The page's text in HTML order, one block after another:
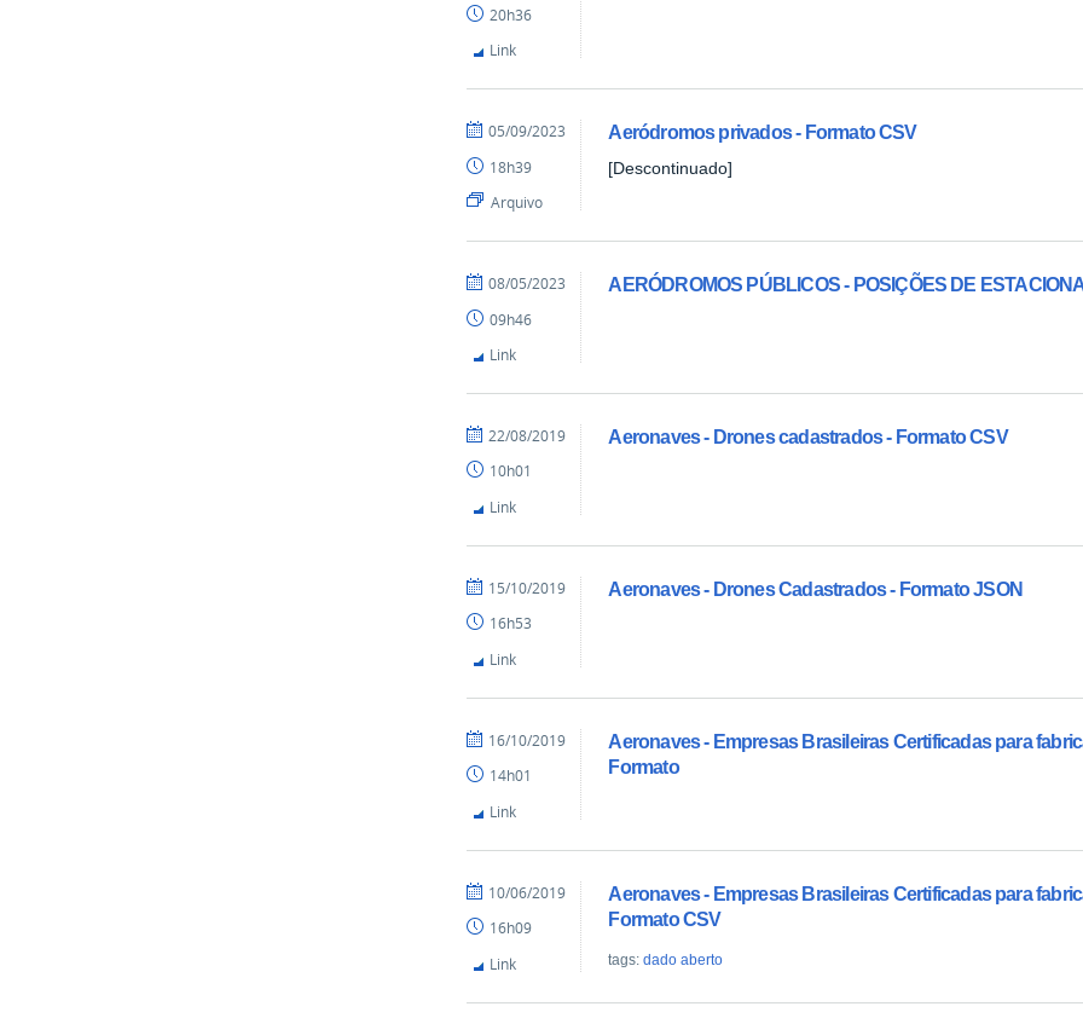
20h36
Link
Aeródromos privados - Formato CSV
[Descontinuado]
05/09/2023
18h39
Arquivo
AERÓDROMOS PÚBLICOS - POSIÇÕES DE
08/05/2023
09h46
Link
Aeronaves - Drones cadastrados - Formato CSV
22/08/2019
10h01
Link
Aeronaves - Drones Cadastrados - Formato JSON
15/10/2019
16h53
Link
Aeronaves - Empresas Brasileiras Certificadas para
Formato
16/10/2019
14h01
Link
Aeronaves - Empresas Brasileiras Certificadas para
Formato CSV
tags:dado aberto
10/06/2019
16h09
Link